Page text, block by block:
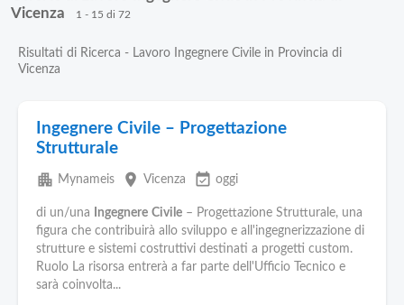
Stipendi
Elenco
Blog
Pubblica
Offerte
Vicenza
1 - 15 di 72
Risultati di Ricerca - Lavoro Ingegnere Civile in Provincia di
Vicenza
Ingegnere Civile – Progettazione
Strutturale
apartment Mynameis place Vicenza event_available oggi
di un/una Ingegnere Civile – Progettazione Strutturale, una
figura che contribuirà allo sviluppo e all'ingegnerizzazione di
strutture e sistemi costruttivi destinati a progetti custom.
Ruolo La risorsa entrerà a far parte dell'Ufficio Tecnico e
sarà coinvolta...